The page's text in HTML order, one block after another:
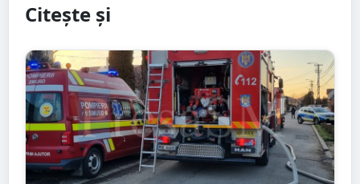
Citește și